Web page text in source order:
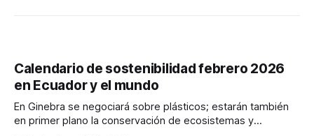
Calendario de sostenibilidad febrero 2026
en Ecuador y el mundo
En Ginebra se negociará sobre plásticos; estarán también
en primer plano la conservación de ecosistemas y